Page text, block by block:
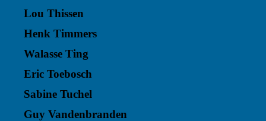
Lou Thissen
Henk Timmers
Walasse Ting
Eric Toebosch
Sabine Tuchel
Guy Vandenbranden